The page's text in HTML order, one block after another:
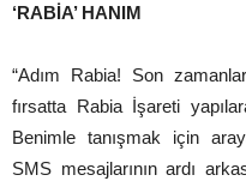
‘RABİA’ HANIM
“Adım Rabia! Son
fırsatta Rabia İşareti
Benimle tanışmak için
SMS mesajlarının ardı